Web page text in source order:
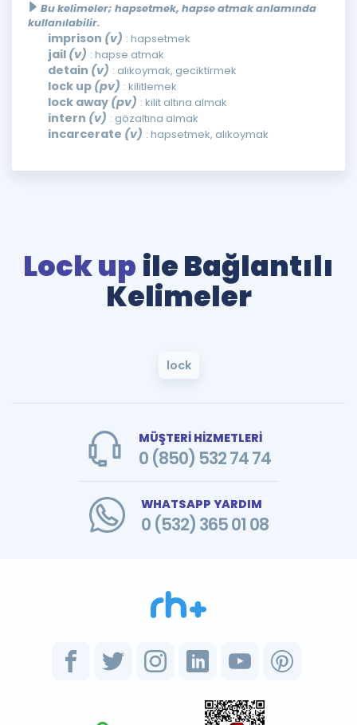
Bu kelimeler; hapsetmek, hapse atmak anlamında
kullanılabilir.
imprison (v) : hapsetmek
jail (v) : hapse atmak
detain (v) : alıkoymak, geciktirmek
lock up (pv) : kilitlemek
lock away (pv) : kilit altına almak
intern (v) : gözaltına almak
incarcerate (v) : hapsetmek, alıkoymak
Lock up ile Bağlantılı
Kelimeler
lock
MÜŞTERİ HİZMETLERİ
0 (850) 532 74 74
WHATSAPP YARDIM
0 (532) 365 01 08